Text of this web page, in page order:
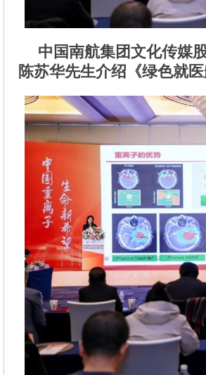
中国南航集团文化传媒
陈苏华先生介绍《绿色就